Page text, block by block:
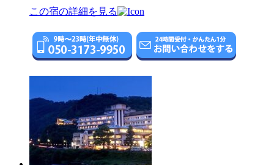
この宿の詳細を見る